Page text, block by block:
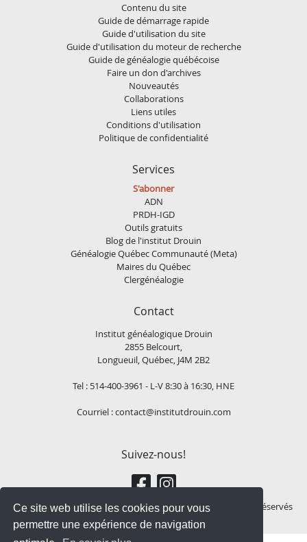
Ce site web utilise les cookies pour vous
permettre une expérience de navigation
Contenu du site
Guide de démarrage rapide
Guide d'utilisation du site
Guide d'utilisation du moteur de recherche
Guide de généalogie québécoise
Faire un don d'archives
Nouveautés
Collaborations
Liens utiles
Conditions d'utilisation
Politique de confidentialité
Services
S'abonner
ADN
PRDH-IGD
Outils gratuits
Blog de l'institut Drouin
Généalogie Québec Communauté (Meta)
Maires du Québec
Clergénéalogie
Contact
Institut généalogique Drouin
2855 Belcourt,
Longueuil, Québec, J4M 2B2
Tel : 514-400-3961 - L-V 8:30 à 16:30, HNE
Courriel :contact@institutdrouin.com
Suivez-nous!
Copyright 2026 Institut généalogique Drouin, Tous droits réservés